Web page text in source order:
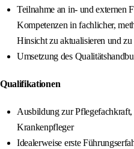
Teilnahme an in- und externen
Kompetenzen in fachlicher,
Hinsicht zu aktualisieren und
Umsetzung des
Qualifikationen
Ausbildung zur
Krankenpfleger
Idealerweise erste